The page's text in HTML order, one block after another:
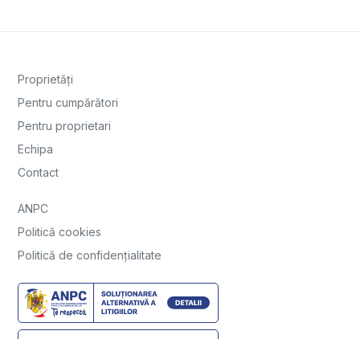
Proprietăți
Pentru cumpărători
Pentru proprietari
Echipa
Contact
ANPC
Politică cookies
Politică de confidențialitate